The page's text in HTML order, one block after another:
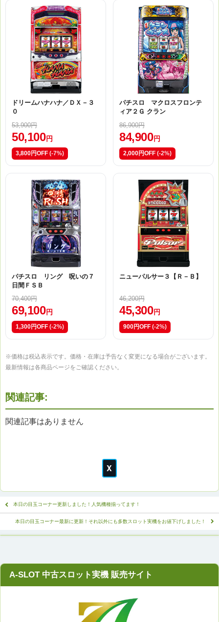
ドリームハナハナ／ＤＸ－３
０
53,900円
50,100 円
3,800円OFF (-7%)
パチスロ マクロスフロンテ
ィア２Ｇ クラン
86,900円
84,900 円
2,000円OFF (-2%)
パチスロ リング 呪いの７
日間ＦＳＢ
70,400円
69,100 円
1,300円OFF (-2%)
ニューパルサー３【Ｒ－Ｂ】
46,200円
45,300 円
900円OFF (-2%)
※価格は税込表示です。価格・在庫は予告なく変更になる場合がございます。
最新情報は各商品ページをご確認ください。
関連記事:
関連記事はありません
本日の目玉コーナー更新しました！人気機種揃ってます！
本日の目玉コーナー最新に更新！それ以外にも多数スロット実機をお値下げしました！
A-SLOT 中古スロット実機 販売サイト